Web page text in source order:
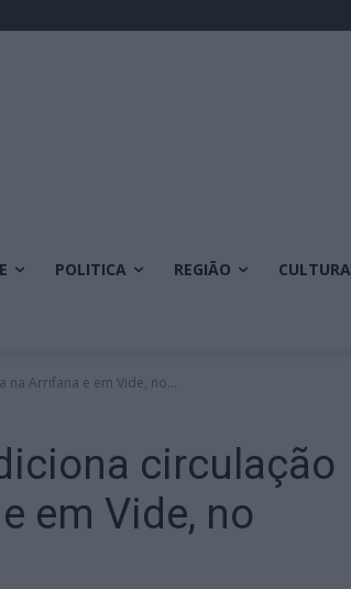
POLITICA REGIÃO CULTURA
Arrifana e em Vide, no...
circulação
em Vide, no